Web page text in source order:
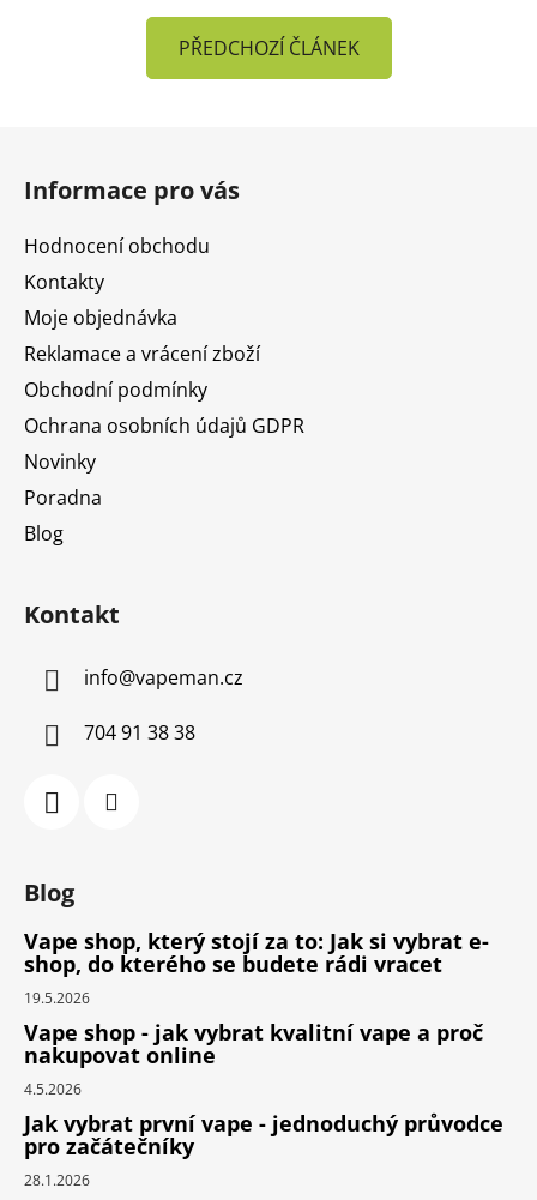
PŘEDCHOZÍ ČLÁNEK
Informace pro vás
Hodnocení obchodu
Kontakty
Moje objednávka
Reklamace a vrácení zboží
Obchodní podmínky
Ochrana osobních údajů GDPR
Novinky
Poradna
Blog
Kontakt
info@vapeman.cz
704 91 38 38
Blog
Vape shop, který stojí za to: Jak si vybrat e-
shop, do kterého se budete rádi vracet
19.5.2026
Vape shop - jak vybrat kvalitní vape a proč
nakupovat online
4.5.2026
Jak vybrat první vape - jednoduchý průvodce
pro začátečníky
28.1.2026